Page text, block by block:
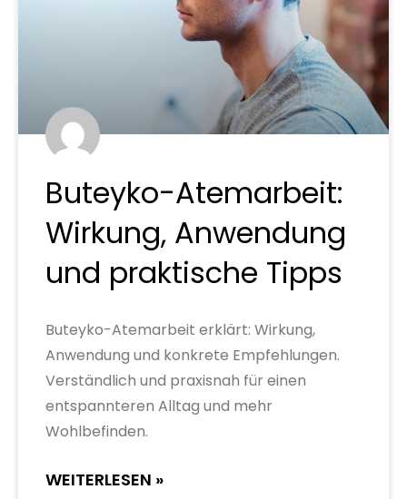
Buteyko-Atemarbeit:
Wirkung, Anwendung
und praktische Tipps
Buteyko-Atemarbeit erklärt: Wirkung,
Anwendung und konkrete Empfehlungen.
Verständlich und praxisnah für einen
entspannteren Alltag und mehr
Wohlbefinden.
WEITERLESEN »